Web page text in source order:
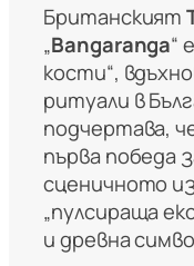
Британският
„Bangaranga“
кости“,
ритуали в
подчертава,
първа победа
сценичното
„пулсираща
и древна